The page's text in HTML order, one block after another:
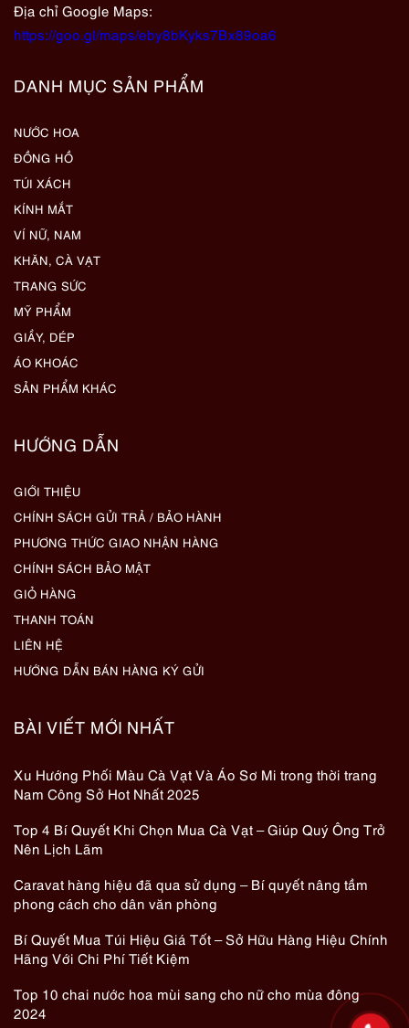
Địa chỉ Google Maps:
https://goo.gl/maps/eby8bKyks7Bx89oa6
DANH MỤC SẢN PHẨM
NƯỚC HOA
ĐỒNG HỒ
TÚI XÁCH
KÍNH MẮT
VÍ NỮ, NAM
KHĂN, CÀ VẠT
TRANG SỨC
MỸ PHẨM
GIẦY, DÉP
ÁO KHOÁC
SẢN PHẨM KHÁC
HƯỚNG DẪN
GIỚI THIỆU
CHÍNH SÁCH GỬI TRẢ / BẢO HÀNH
PHƯƠNG THỨC GIAO NHẬN HÀNG
CHÍNH SÁCH BẢO MẬT
GIỎ HÀNG
THANH TOÁN
LIÊN HỆ
HƯỚNG DẪN BÁN HÀNG KÝ GỬI
BÀI VIẾT MỚI NHẤT
Xu Hướng Phối Màu Cà Vạt Và Áo Sơ Mi trong thời trang
Nam Công Sở Hot Nhất 2025
Top 4 Bí Quyết Khi Chọn Mua Cà Vạt – Giúp Quý Ông Trở
Nên Lịch Lãm
Caravat hàng hiệu đã qua sử dụng – Bí quyết nâng tầm
phong cách cho dân văn phòng
Bí Quyết Mua Túi Hiệu Giá Tốt – Sở Hữu Hàng Hiệu Chính
Hãng Với Chi Phí Tiết Kiệm
Top 10 chai nước hoa mùi sang cho nữ cho mùa đông
2024